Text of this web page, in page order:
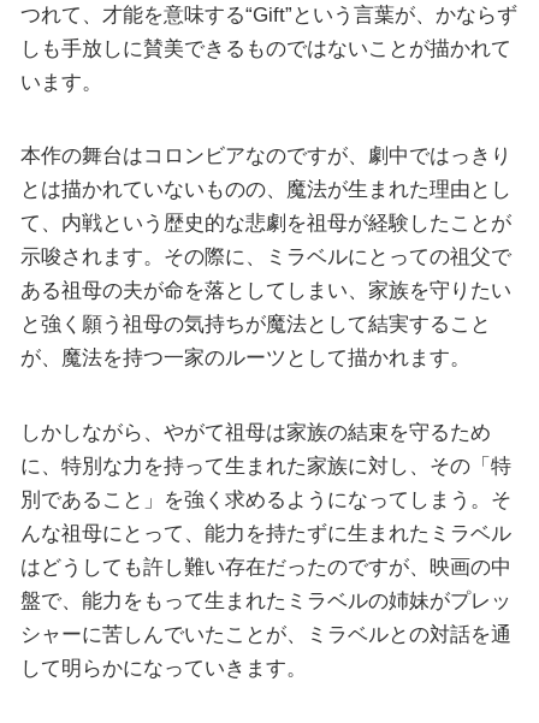
つれて、才能を意味する“Gift”という言葉が、かならず
しも手放しに賛美できるものではないことが描かれて
います。
本作の舞台はコロンビアなのですが、劇中ではっきり
とは描かれていないものの、魔法が生まれた理由とし
て、内戦という歴史的な悲劇を祖母が経験したことが
示唆されます。その際に、ミラベルにとっての祖父で
ある祖母の夫が命を落としてしまい、家族を守りたい
と強く願う祖母の気持ちが魔法として結実すること
が、魔法を持つ一家のルーツとして描かれます。
しかしながら、やがて祖母は家族の結束を守るため
に、特別な力を持って生まれた家族に対し、その「特
別であること」を強く求めるようになってしまう。そ
んな祖母にとって、能力を持たずに生まれたミラベル
はどうしても許し難い存在だったのですが、映画の中
盤で、能力をもって生まれたミラベルの姉妹がプレッ
シャーに苦しんでいたことが、ミラベルとの対話を通
して明らかになっていきます。